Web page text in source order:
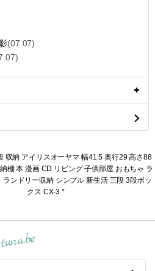
(07.07)
収納 アイリスオーヤマ 幅41.5 奥行29 高さ88
棚 本 漫画 CD リビング 子供部屋 おもちゃ ラ
ランドリー収納 シンプル 新生活 三段 3段ボッ
クス CX-3 *
tuna.be